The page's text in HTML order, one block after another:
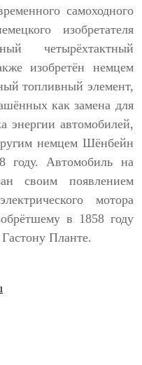
самоходного
изобретателя
четырёхтактный
изобретён немцем
топливный элемент,
как замена для
энергии автомобилей,
немцем Шёнбейн
году. Автомобиль на
своим появлением
мотора
в 1858 году
Планте.